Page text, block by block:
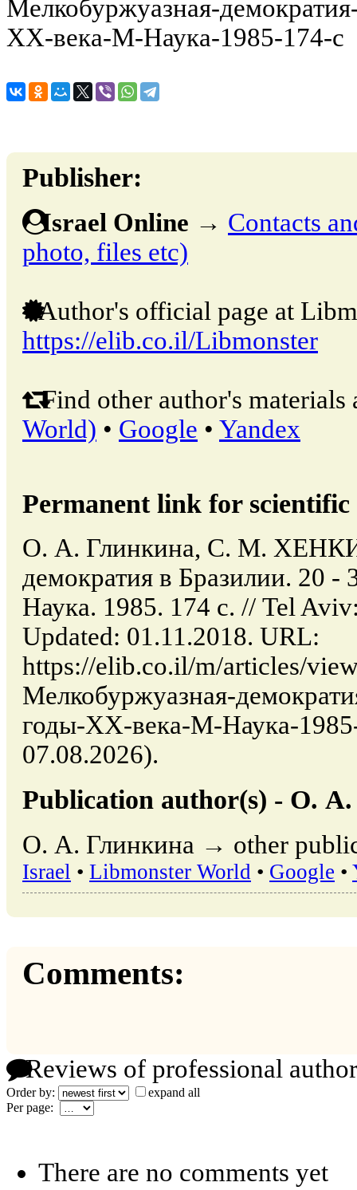
Мелкобуржуазная-
XX-века-М-Наука-1985-174-с
Publisher:
Israel Online → Contacts
photo, files etc)
Author's official page at
https://elib.co.il/Libmonster
Find other author's materials
World) • Google • Yandex
Permanent link for
О. А. Глинкина, С. М.
демократия в Бразилии. 20
Наука. 1985. 174 с. // Tel
Updated: 01.11.2018. URL:
https://elib.co.il/m/articles/
Мелкобуржуазная-
годы-XX-века-М-Наука-
07.08.2026).
Publication author(s) - О.
О. А. Глинкина → other
Israel • Libmonster World • Google •
Comments:
Reviews of professional
Order by:
expand all
Per page:
There are no comments yet